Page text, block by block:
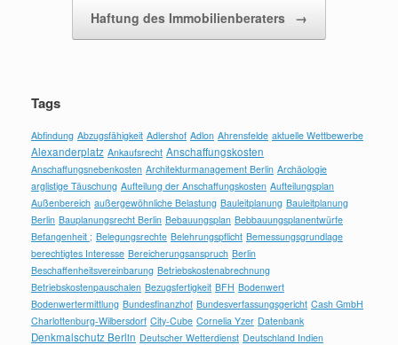
Haftung des Immobilienberaters →
Tags
Abfindung Abzugsfähigkeit Adlershof Adlon Ahrensfelde aktuelle Wettbewerbe
Alexanderplatz Ankaufsrecht Anschaffungskosten
Anschaffungsnebenkosten Architekturmanagement Berlin Archäologie
arglistige Täuschung Aufteilung der Anschaffungskosten Aufteilungsplan
Außenbereich außergewöhnliche Belastung Bauleitplanung Bauleitplanung
Berlin Bauplanungsrecht Berlin Bebauungsplan Bebbauungsplanentwürfe
Befangenheit ; Belegungsrechte Belehrungspflicht Bemessungsgrundlage
berechtigtes Interesse Bereicherungsanspruch Berlin
Beschaffenheitsvereinbarung Betriebskostenabrechnung
Betriebskostenpauschalen Bezugsfertigkeit BFH Bodenwert
Bodenwertermittlung Bundesfinanzhof Bundesverfassungsgericht Cash GmbH
Charlottenburg-Wilbersdorf City-Cube Cornelia Yzer Datenbank
Denkmalschutz Berlin Deutscher Wetterdienst Deutschland Indien